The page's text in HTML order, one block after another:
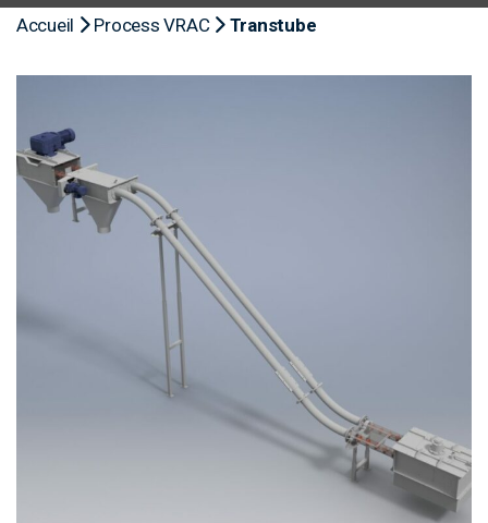
Accueil Process VRAC Transtube